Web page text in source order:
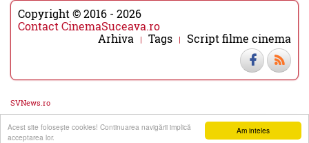
Am inteles
Acest site foloseşte cookies! Continuarea navigării implică
acceptarea lor.
Copyright © 2016 - 2026
Contact CinemaSuceava.ro
Arhiva
Tags Script filme cinema
SVNews.ro
▼